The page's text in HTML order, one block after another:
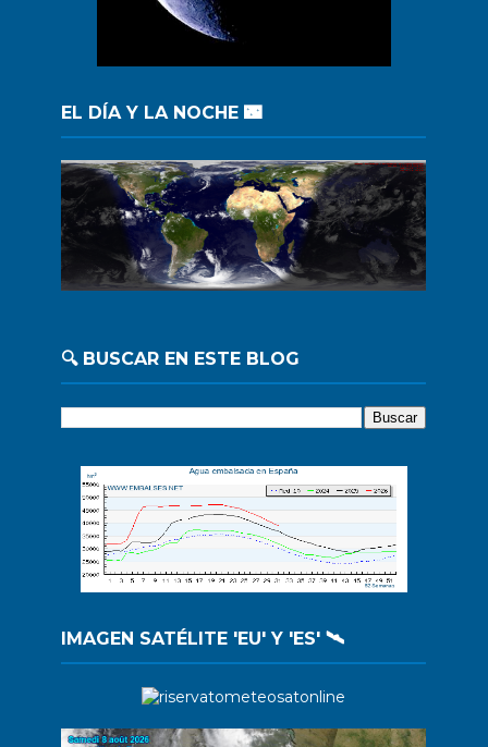
EL DÍA Y LA NOCHE 🌃
🔍 BUSCAR EN ESTE BLOG
IMAGEN SATÉLITE 'EU' Y 'ES' 🛰️